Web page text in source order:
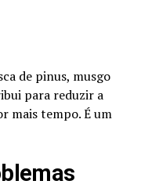
de pinus, musgo
para reduzir a
mais tempo. É um